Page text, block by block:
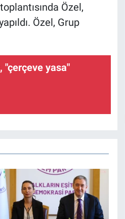
Özel,
Özel, Grup
"çerçeve yasa"